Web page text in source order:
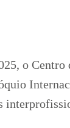
o Centro